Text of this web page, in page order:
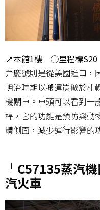
📍本館1樓 ◯里程標S20
弁慶號則是從美國進口，
明治時期以搬運炭礦於札
機關車。車頭可以看到一
桿，它的功能是預防與動
體側面，減少運行影響的
└C57135蒸汽
汽火車